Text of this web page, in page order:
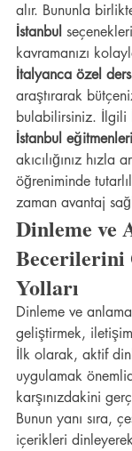
alır. Bununla
İstanbul
kavramanızı
İtalyanca özel
araştırarak
bulabilirsiniz. İlgili
İstanbul eğitmenleri
akıcılığınız hızla
öğreniminde
zaman avantaj
Dinleme ve
Becerilerini
Yolları
Dinleme ve
geliştirmek,
İlk olarak, aktif
uygulamak
karşınızdakini
Bunun yanı sıra,
içerikleri